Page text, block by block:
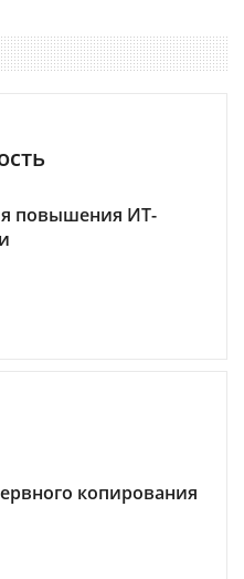
повышения ИТ-
копирования